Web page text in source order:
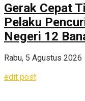
Gerak Cepat
Pelaku
Negeri 12
Rabu, 5 Agustus 2026
edit post